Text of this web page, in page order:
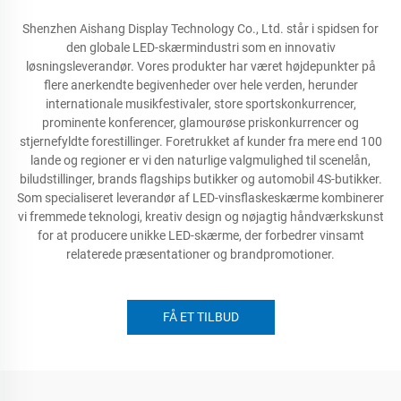
Shenzhen Aishang Display Technology Co., Ltd. står i spidsen for
den globale LED-skærmindustri som en innovativ
løsningsleverandør. Vores produkter har været højdepunkter på
flere anerkendte begivenheder over hele verden, herunder
internationale musikfestivaler, store sportskonkurrencer,
prominente konferencer, glamourøse priskonkurrencer og
stjernefyldte forestillinger. Foretrukket af kunder fra mere end 100
lande og regioner er vi den naturlige valgmulighed til scenelån,
biludstillinger, brands flagships butikker og automobil 4S-butikker.
Som specialiseret leverandør af LED-vinsflaskeskærme kombinerer
vi fremmede teknologi, kreativ design og nøjagtig håndværkskunst
for at producere unikke LED-skærme, der forbedrer vinsamt
relaterede præsentationer og brandpromotioner.
FÅ ET TILBUD